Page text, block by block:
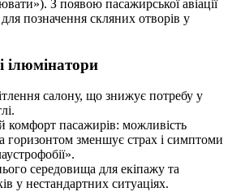
З появою пасажирської авіації
позначення скляних отворів у
ілюмінатори
салону, що знижує потребу у
комфорт пасажирів: можливість
горизонтом зменшує страх і симптоми
середовища для екіпажу та
у нестандартних ситуаціях.